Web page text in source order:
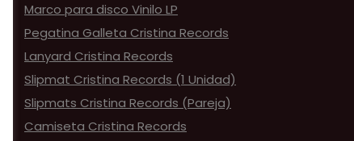
Marco para disco Vinilo LP
Pegatina Galleta Cristina Records
Lanyard Cristina Records
Slipmat Cristina Records (1 Unidad)
Slipmats Cristina Records (Pareja)
Camiseta Cristina Records